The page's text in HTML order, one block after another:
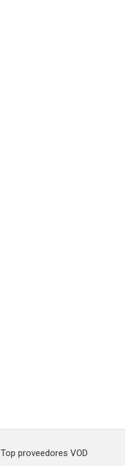
Top proveedores VOD